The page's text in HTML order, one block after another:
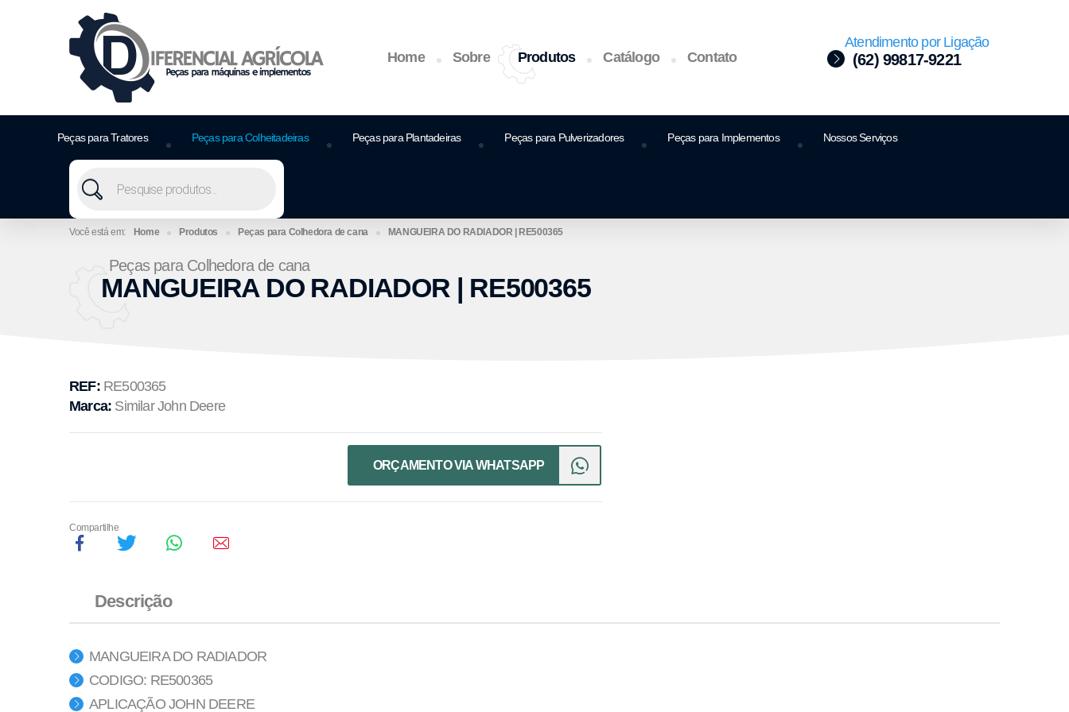
Home Sobre Produtos Catálogo Contato
Atendimento por Ligação
(62) 99817-9221
Peças para Tratores Peças para Colheitadeiras Peças para Plantadeiras Peças para Pulverizadores Peças para Implementos Nossos Serviços
Home Produtos Peças para Colhedora de cana MANGUEIRA DO RADIADOR | RE500365
Peças para Colhedora de cana
MANGUEIRA DO RADIADOR | RE500365
REF: RE500365
Marca: Similar John Deere
ORÇAMENTO VIA WHATSAPP
Compartilhe
Descrição
MANGUEIRA DO RADIADOR
CODIGO: RE500365
APLICAÇÃO JOHN DEERE